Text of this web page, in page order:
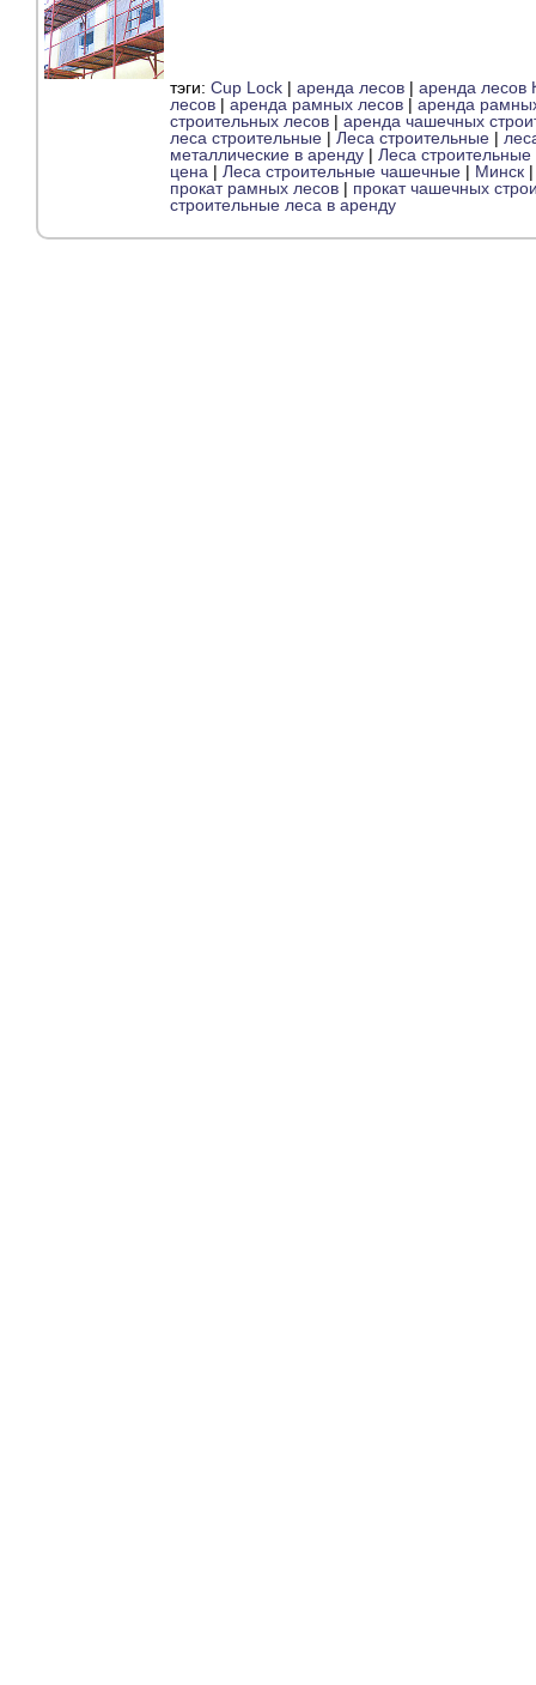
тэги: Cup Lock | аренда лесов | аренда лесов
лесов | аренда рамных лесов | аренда
строительных лесов | аренда чашечных
леса строительные | Леса строительные |
металлические в аренду | Леса
цена | Леса строительные чашечные | Минск
прокат рамных лесов | прокат чашечных
строительные леса в аренду